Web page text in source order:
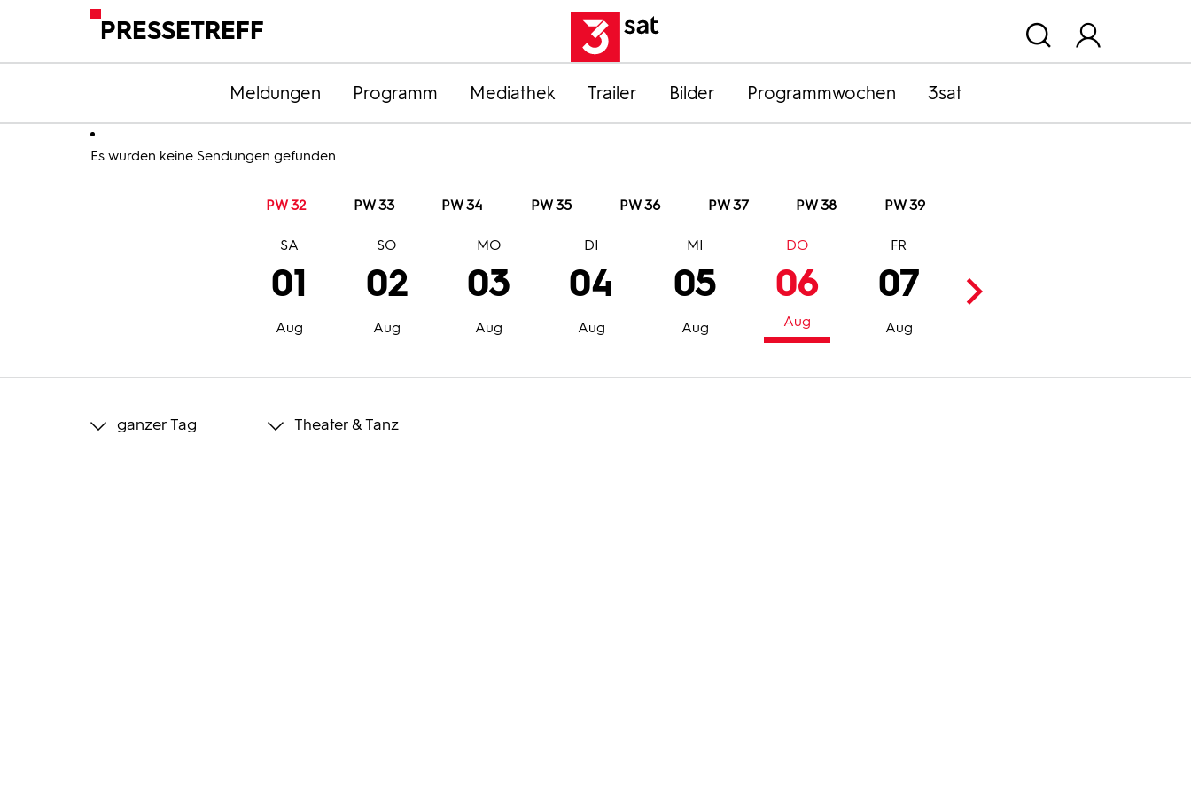
PRESSETREFF
Meldungen Programm Mediathek Trailer Bilder Programmwochen 3sat
Es wurden keine Sendungen gefunden
PW 32 PW 33 PW 34 PW 35 PW 36 PW 37 PW 38 PW 39
01
Aug
SA
02
Aug
SO
03
Aug
MO
04
Aug
DI
05
Aug
MI
06
Aug
DO
07
Aug
FR
08
ganzer Tag Theater & Tanz